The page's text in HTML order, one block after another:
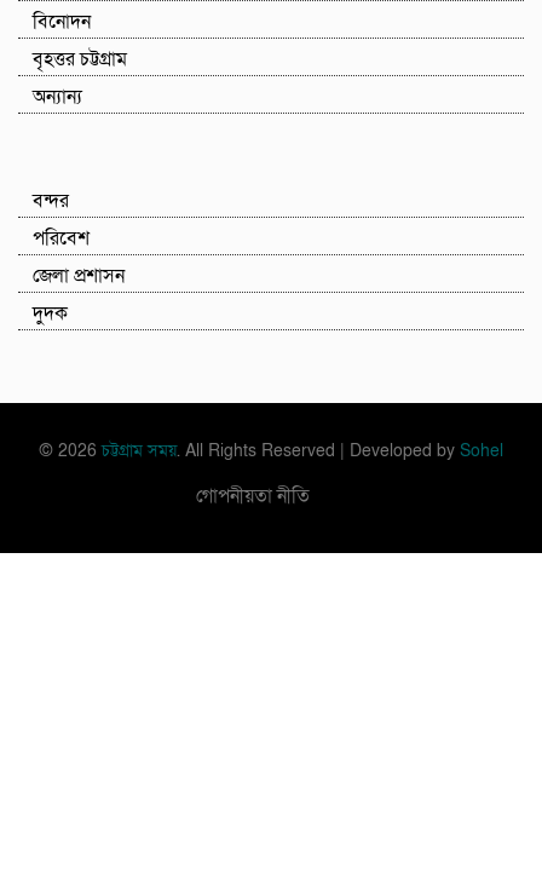
বিনোদন
বৃহত্তর চট্টগ্রাম
অন্যান্য
বন্দর
পরিবেশ
জেলা প্রশাসন
দুদক
© 2026চট্টগ্রাম সময়. All Rights Reserved | Developed by Sohel
গোপনীয়তা নীতি